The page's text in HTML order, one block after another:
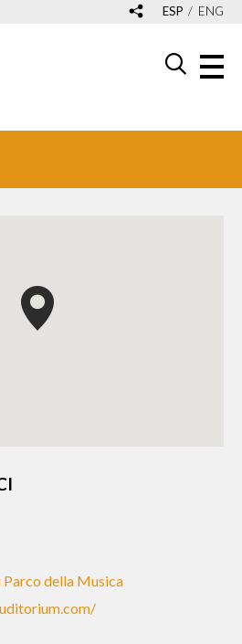
ESP ENG
della Musica